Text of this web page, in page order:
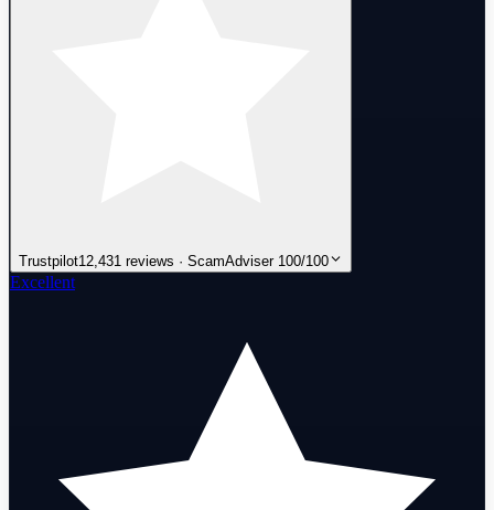
Trustpilot12,431 reviews · ScamAdviser 100/100
Excellent